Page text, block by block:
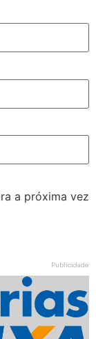
a próxima vez
Publicidade